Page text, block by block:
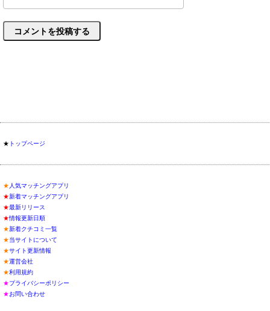
★ トップページ
★人気マッチングアプリ
★新着マッチングアプリ
★最新リリース
★情報更新日順
★新着クチコミ一覧
★当サイトについて
★サイト更新情報
★運営会社
★利用規約
★プライバシーポリシー
★お問い合わせ